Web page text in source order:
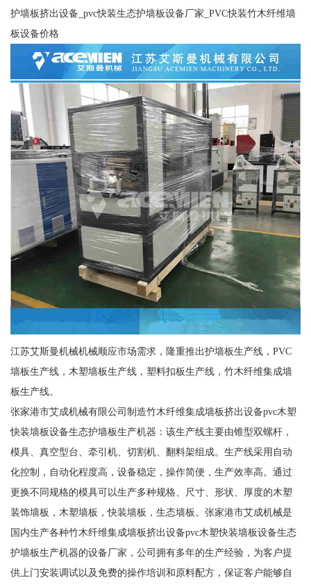
护墙板挤出设备_pvc快装生态护墙板设备厂家_PVC快装竹木纤维墙
板设备价格
江苏艾斯曼机械机械顺应市场需求，隆重推出护墙板生产线，PVC
墙板生产线，木塑墙板生产线，塑料扣板生产线，竹木纤维集成墙
板生产线。
张家港市艾成机械有限公司制造竹木纤维集成墙板挤出设备pvc木塑
快装墙板设备生态护墙板生产机器：该生产线主要由锥型双螺杆，
模具、真空型台、牵引机、切割机、翻料架组成。生产线采用自动
化控制，自动化程度高，设备稳定，操作简便，生产效率高。通过
更换不同规格的模具可以生产多种规格、尺寸、形状、厚度的木塑
装饰墙板，木塑墙板，快装墙板，生态墙板。张家港市艾成机械是
国内生产各种竹木纤维集成墙板挤出设备pvc木塑快装墙板设备生态
护墙板生产机器的设备厂家，公司拥有多年的生产经验，为客户提
供上门安装调试以及免费的操作培训和原料配方，保证客户能够自